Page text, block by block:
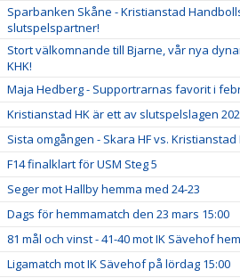
Sparbanken Skåne - Kristianstad
slutspelspartner!
Stort välkomnande till Bjarne, vår nya
KHK!
Maja Hedberg - Supportrarnas favorit i
Kristianstad HK är ett av slutspelslagen
Sista omgången - Skara HF vs. Kristianstad
F14 finalklart för USM Steg 5
Seger mot Hallby hemma med 24-23
Dags för hemmamatch den 23 mars 15:00
81 mål och vinst - 41-40 mot IK Sävehof
Ligamatch mot IK Sävehof på lördag 15:00